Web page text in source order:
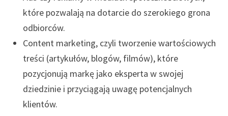
które pozwalają na dotarcie do szerokiego grona
odbiorców.
Content marketing, czyli tworzenie wartościowych
treści (artykułów, blogów, filmów), które
pozycjonują markę jako eksperta w swojej
dziedzinie i przyciągają uwagę potencjalnych
klientów.